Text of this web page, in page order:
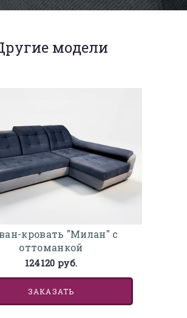
модели
кровать "Милан" с
оттоманкой
124120 руб.
ЗАКАЗАТЬ